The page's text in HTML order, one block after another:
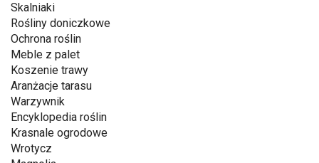
Skalniaki
Rośliny doniczkowe
Ochrona roślin
Meble z palet
Koszenie trawy
Aranżacje tarasu
Warzywnik
Encyklopedia roślin
Krasnale ogrodowe
Wrotycz